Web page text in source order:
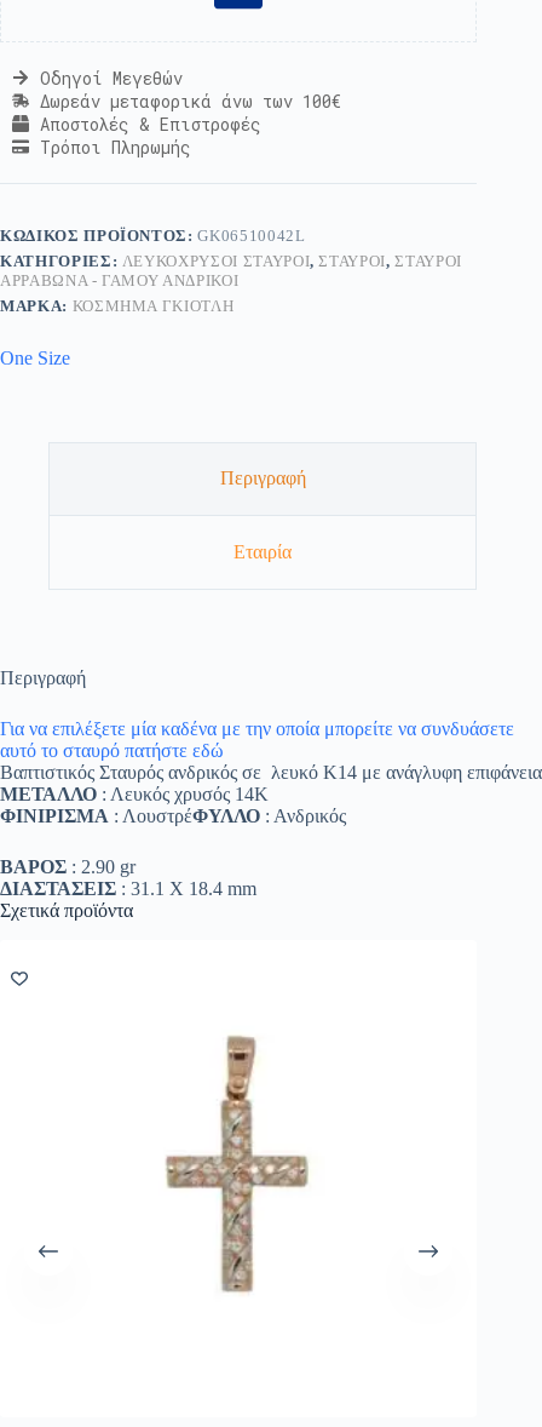
Οδηγοί Μεγεθών
Δωρεάν μεταφορικά άνω των 100€
Αποστολές & Επιστροφές
Τρόποι Πληρωμής
ΚΩΔΙΚΌΣ ΠΡΟΪΌΝΤΟΣ:GK06510042L
ΚΑΤΗΓΟΡΊΕΣ: ΛΕΥΚΌΧΡΥΣΟΙ ΣΤΑΥΡΟΊ,ΣΤΑΥΡΟΊ,ΣΤΑΥΡΟΊ
ΑΡΡΑΒΏΝΑ - ΓΆΜΟΥ ΑΝΔΡΙΚΟΊ
ΜΆΡΚΑ: ΚΟΣΜΗΜΑ ΓΚΙΟΤΛΗ
One Size
Περιγραφή
Εταιρία
Περιγραφή
Για να επιλέξετε μία καδένα με την οποία μπορείτε να συνδυάσετε
αυτό το σταυρό πατήστε εδώ
Βαπτιστικός Σταυρός ανδρικός σε λευκό Κ14 με ανάγλυφη επιφάνεια
ΜΕΤΑΛΛΟ : Λευκός χρυσός 14K
ΦΙΝΙΡΙΣΜΑ : ΛουστρέΦΥΛΛΟ : Ανδρικός
ΒΑΡΟΣ : 2.90 gr
ΔΙΑΣΤΑΣΕΙΣ : 31.1 Χ 18.4 mm
Σχετικά προϊόντα